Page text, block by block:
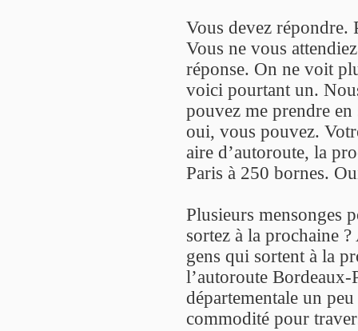
Vous devez répondre.
Vous ne vous
réponse. On ne voit
voici pourtant un.
pouvez me prendre
oui, vous pouvez.
aire d’autoroute, la
Paris à 250 bornes.
Plusieurs mensonges
sortez à la prochaine
gens qui sortent à la
l’autoroute Bordeaux-
départementale un
commodité pour